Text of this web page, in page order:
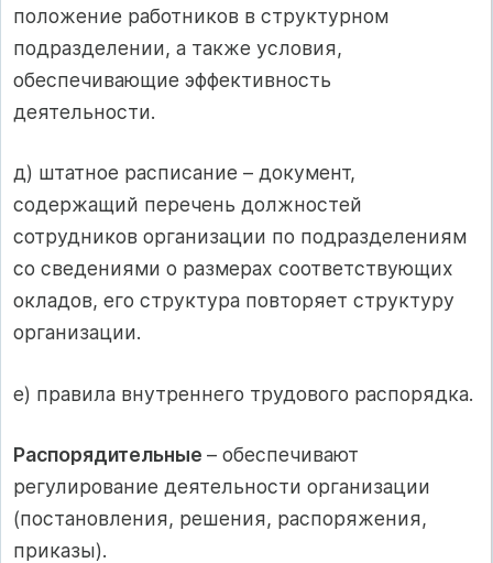
положение работников в структурном
подразделении, а также условия,
обеспечивающие эффективность
деятельности.
д) штатное расписание – документ,
содержащий перечень должностей
сотрудников организации по подразделениям
со сведениями о размерах соответствующих
окладов, его структура повторяет структуру
организации.
е) правила внутреннего трудового распорядка.
Распорядительные – обеспечивают
регулирование деятельности организации
(постановления, решения, распоряжения,
приказы).